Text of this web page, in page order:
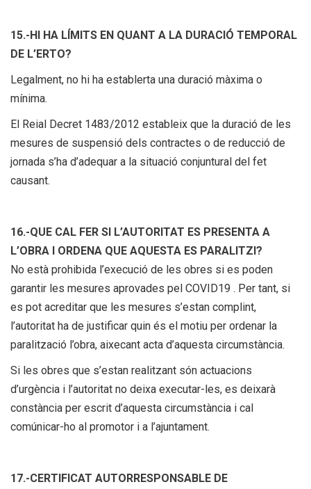
15.-HI HA LÍMITS EN QUANT A LA DURACIÓ TEMPORAL
DE L’ERTO?
Legalment, no hi ha establerta una duració màxima o
mínima.
El Reial Decret 1483/2012 estableix que la duració de les
mesures de suspensió dels contractes o de reducció de
jornada s’ha d’adequar a la situació conjuntural del fet
causant.
16.-QUE CAL FER SI L’AUTORITAT ES PRESENTA A
L’OBRA I ORDENA QUE AQUESTA ES PARALITZI?
No està prohibida l’execució de les obres si es poden
garantir les mesures aprovades pel COVID19 . Per tant, si
es pot acreditar que les mesures s’estan complint,
l’autoritat ha de justificar quin és el motiu per ordenar la
paralització l’obra, aixecant acta d’aquesta circumstància.
Si les obres que s’estan realitzant són actuacions
d’urgència i l’autoritat no deixa executar-les, es deixarà
constància per escrit d’aquesta circumstància i cal
comúnicar-ho al promotor i a l’ajuntament.
17.-CERTIFICAT AUTORRESPONSABLE DE